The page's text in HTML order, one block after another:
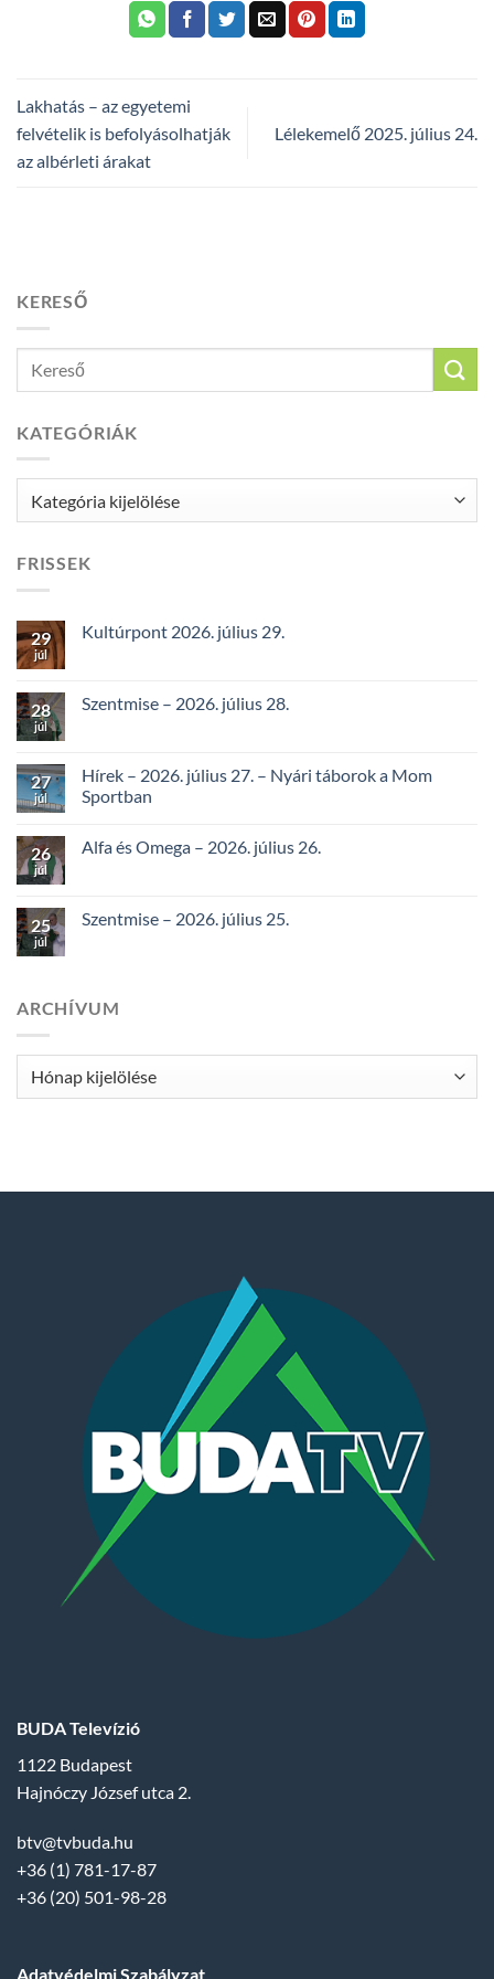
Lakhatás – az egyetemi
felvételik is befolyásolhatják
az albérleti árakat
Lélekemelő 2025. július 24.
KERESŐ
KATEGÓRIÁK
FRISSEK
29
júl
Kultúrpont 2026. július 29.
28
júl
Szentmise – 2026. július 28.
27
júl
Hírek – 2026. július 27. – Nyári táborok a Mom
Sportban
26
júl
Alfa és Omega – 2026. július 26.
25
júl
Szentmise – 2026. július 25.
ARCHÍVUM
Archívum
BUDA Televízió
1122 Budapest
Hajnóczy József utca 2.
btv@tvbuda.hu
+36 (1) 781-17-87
+36 (20) 501-98-28
Adatvédelmi Szabályzat